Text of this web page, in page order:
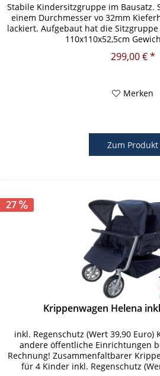
Stabile Kindersitzgruppe im Bausatz.
einem Durchmesser vo 32mm
lackiert. Aufgebaut hat die Sitzgruppe
110x110x52,5cm
299,00 € *
Merken
Zum Produkt
27
Krippenwagen Helena
inkl. Regenschutz (Wert 39,90
andere öffentliche Einrichtungen
Rechnung! Zusammenfaltbarer
für 4 Kinder inkl. Regenschutz